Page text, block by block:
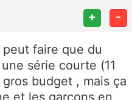
+ -
faire que du
série courte (11
budget , mais ça
et les garçons en